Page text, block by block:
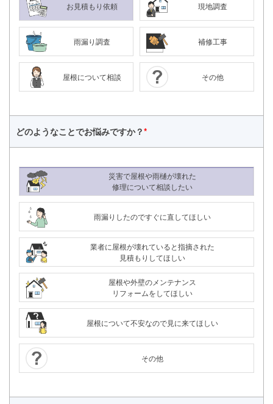
24時間365日対応
お見積もり依頼 現地調査
雨漏り調査 補修工事
屋根について相談 その他
どのようなことでお悩みですか？*
災害で屋根や雨樋が壊れた
修理について相談したい
雨漏りしたのですぐに直してほしい
業者に屋根が壊れていると指摘された
見積もりしてほしい
屋根や外壁のメンテナンス
リフォームをしてほしい
屋根について不安なので見に来てほしい
その他